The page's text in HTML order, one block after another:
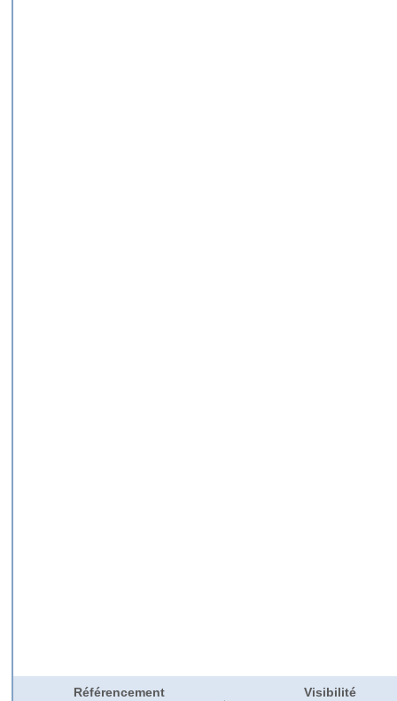
Référencement Visibilité